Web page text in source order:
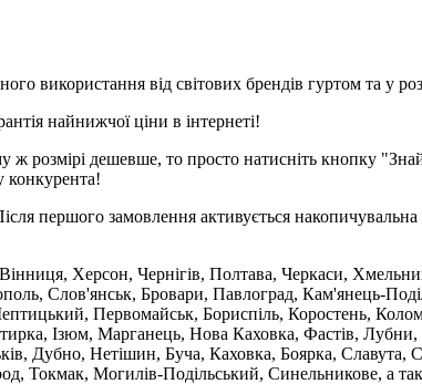
використання від світових брендів гуртом та у
найнижчої ціни в інтернеті!
розмірі дешевше, то просто натисніть кнопку
першого замовлення активується
Херсон, Чернігів, Полтава, Черкаси,
Слов'янськ, Бровари, Павлоград, Кам'янець-
Первомайськ, Бориспіль, Коростень,
Ізюм, Марганець, Нова Каховка, Фастів,
Дубно, Нетішин, Буча, Каховка, Боярка, Славута,
Токмак, Могилів-Подільський, Синельникове, а